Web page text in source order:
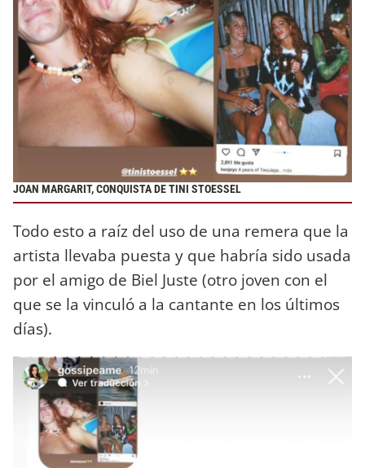
JOAN MARGARIT, CONQUISTA DE TINI STOESSEL
Todo esto a raíz del uso de una remera que la
artista llevaba puesta y que habría sido usada
por el amigo de Biel Juste (otro joven con el
que se la vinculó a la cantante en los últimos
días).